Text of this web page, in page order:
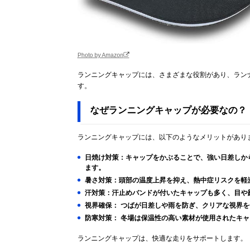
Photo by Amazon
ランニングキャップには、さまざまな役割があり、ラ
す。
なぜランニングキャップが必要なの？
ランニングキャップには、以下のようなメリットがあり
日焼け対策：キャップをかぶることで、強い日差し
ます。
暑さ対策：頭部の温度上昇を抑え、熱中症リスクを軽
汗対策：汗止めバンドが付いたキャップも多く、目や
視界確保： つばが日差しや雨を防ぎ、クリアな視界を
防寒対策： 冬場は保温性の高い素材が使用されたキ
ランニングキャップは、快適な走りをサポートします。